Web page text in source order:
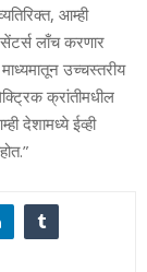
आम्‍ही
लाँच करणार
उच्‍चस्‍तरीय
क्रांतीमधील
देशामध्‍ये ईव्‍ही